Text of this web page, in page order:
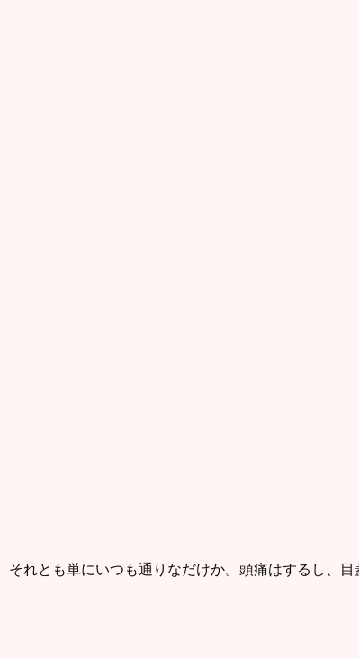
れとも単にいつも通りなだけか。頭痛はするし、